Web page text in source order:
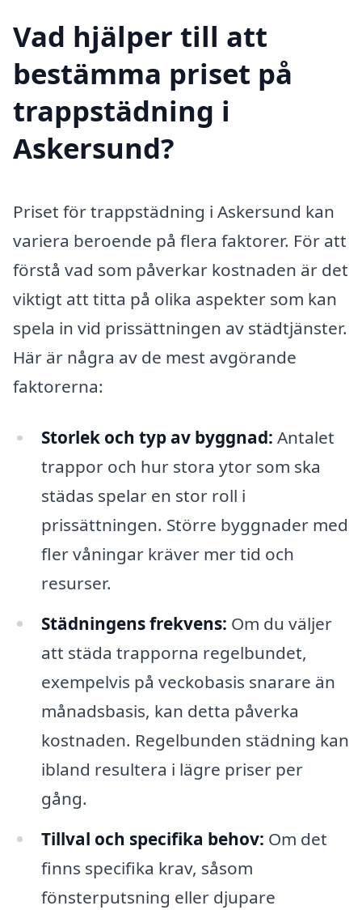
Vad hjälper till att
bestämma priset på
trappstädning i
Askersund?
Priset för trappstädning i Askersund kan
variera beroende på flera faktorer. För att
förstå vad som påverkar kostnaden är det
viktigt att titta på olika aspekter som kan
spela in vid prissättningen av städtjänster.
Här är några av de mest avgörande
faktorerna:
Storlek och typ av byggnad: Antalet
trappor och hur stora ytor som ska
städas spelar en stor roll i
prissättningen. Större byggnader med
fler våningar kräver mer tid och
resurser.
Städningens frekvens: Om du väljer
att städa trapporna regelbundet,
exempelvis på veckobasis snarare än
månadsbasis, kan detta påverka
kostnaden. Regelbunden städning kan
ibland resultera i lägre priser per
gång.
Tillval och specifika behov: Om det
finns specifika krav, såsom
fönsterputsning eller djupare